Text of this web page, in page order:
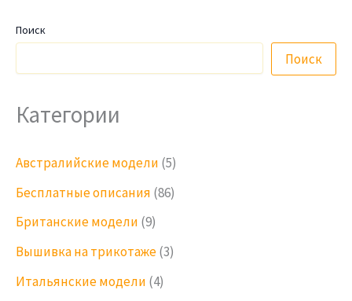
Поиск
Поиск
Категории
Австралийские модели (5)
Бесплатные описания (86)
Британские модели (9)
Вышивка на трикотаже(3)
Итальянские модели (4)